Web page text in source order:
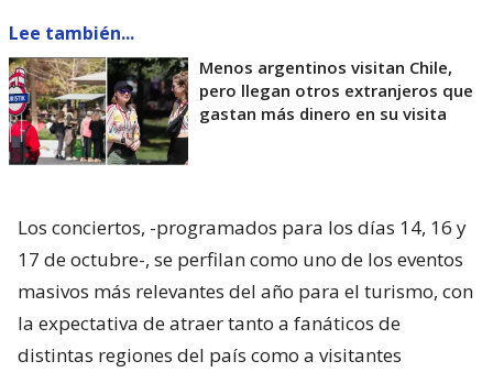
Lee también...
Menos argentinos visitan Chile,
pero llegan otros extranjeros que
gastan más dinero en su visita
Los conciertos, -programados para los días 14, 16 y
17 de octubre-, se perfilan como uno de los eventos
masivos más relevantes del año para el turismo, con
la expectativa de atraer tanto a fanáticos de
distintas regiones del país como a visitantes